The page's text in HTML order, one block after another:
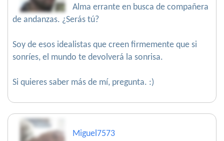
Alma errante en busca de compañera
de andanzas. ¿Serás tú?
Soy de esos idealistas que creen firmemente que si
sonríes, el mundo te devolverá la sonrisa.
Si quieres saber más de mí, pregunta. :)
Miguel7573